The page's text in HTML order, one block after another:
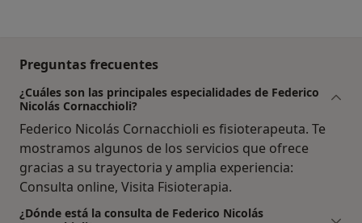
Preguntas frecuentes
¿Cuáles son las principales especialidades de Federico
Nicolás Cornacchioli?
Federico Nicolás Cornacchioli es fisioterapeuta. Te
mostramos algunos de los servicios que ofrece
gracias a su trayectoria y amplia experiencia:
Consulta online, Visita Fisioterapia.
¿Dónde está la consulta de Federico Nicolás